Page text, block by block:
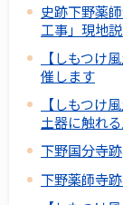
史跡下野薬
工事」現地
【しもつけ
催します
【しもつけ
土器に触れ
下野国分寺跡
下野薬師寺